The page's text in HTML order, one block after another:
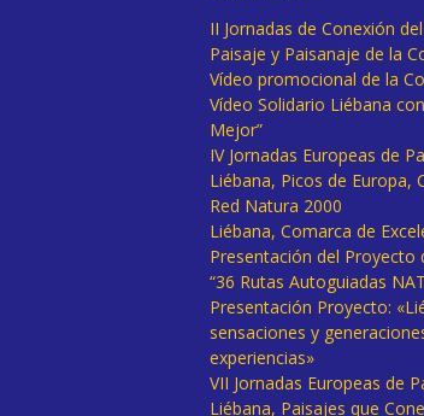
II Jornadas de Conexión
Paisaje y Paisanaje de la
Vídeo promocional de la
Vídeo Solidario Liébana
Mejor”
IV Jornadas Europeas de
Liébana, Picos de Europa,
Red Natura 2000
Liébana, Comarca de
Presentación del Proyecto
“36 Rutas Autoguiadas
Presentación Proyecto:
sensaciones y
experiencias»
VII Jornadas Europeas de
Liébana, Paisajes que